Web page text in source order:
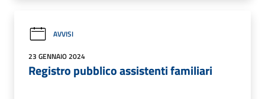
AVVISI
23 GENNAIO 2024
Registro pubblico assistenti familiari